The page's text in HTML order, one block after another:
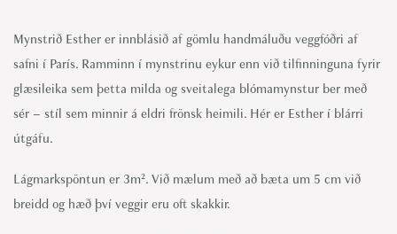
Mynstrið Esther er innblásið af gömlu handmáluðu veggfóðri af
safni í París. Ramminn í mynstrinu eykur enn við tilfinninguna fyrir
glæsileika sem þetta milda og sveitalega blómamynstur ber með
sér – stíl sem minnir á eldri frönsk heimili. Hér er Esther í blárri
útgáfu.
Lágmarkspöntun er 3m². Við mælum með að bæta um 5 cm við
breidd og hæð því veggir eru oft skakkir.